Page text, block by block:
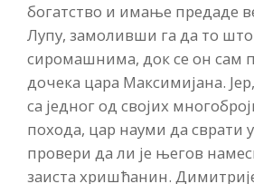
богатство и имање предаде
Лупу, замоливши га да то
сиромашнима, док се он сам
дочека цара Максимијана.
са једног од својих
похода, цар науми да сврати
провери да ли је његов
заиста хришћанин.